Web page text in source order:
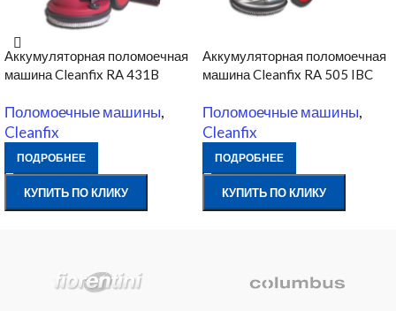
Аккумуляторная поломоечная
машина Cleanfix RA 431B
Поломоечные машины,
Cleanfix
ПОДРОБНЕЕ
КУПИТЬ ПО КЛИКУ
Аккумуляторная поломоечная
машина Cleanfix RA 505 IBC
Поломоечные машины,
Cleanfix
ПОДРОБНЕЕ
КУПИТЬ ПО КЛИКУ